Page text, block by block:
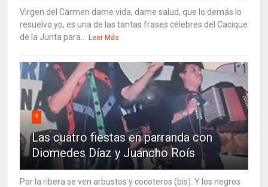
Virgen del Carmen dame vida, dame salud, que lo demás lo
resuelvo yo, es una de las tantas frases célebres del Cacique
de la Junta para...
Leer Más
9
Las cuatro fiestas en parranda con
Diomedes Díaz y Juancho Roís
Por la ribera se ven arbustos y cocoteros (bis). Y los negros